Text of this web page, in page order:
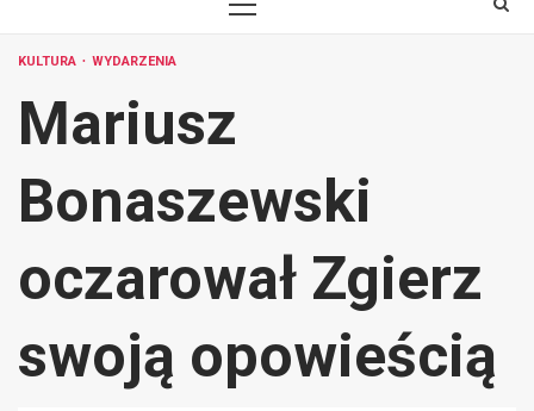
PRIMARY
KULTURA WYDARZENIA
Mariusz
Bonaszewski
oczarował Zgierz
swoją opowieścią